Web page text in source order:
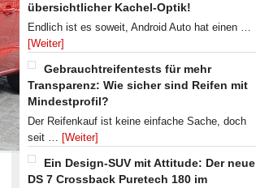
übersichtlicher Kachel-Optik!
Endlich ist es soweit, Android Auto hat einen …
[Weiter]
Gebrauchtreifentests für mehr
Transparenz: Wie sicher sind Reifen mit
Mindestprofil?
Der Reifenkauf ist keine einfache Sache, doch
seit … [Weiter]
Ein Design-SUV mit Attitude: Der neue
DS 7 Crossback Puretech 180 im